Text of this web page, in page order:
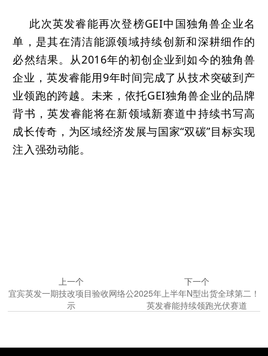
此次英发睿能再次登榜GEI中国独角兽企业名
单，是其在清洁能源领域持续创新和深耕细作的
必然结果。从2016年的初创企业到如今的独角兽
企业，英发睿能用9年时间完成了从技术突破到产
业领跑的跨越。未来，依托GEI独角兽企业的品牌
背书，英发睿能将在新领域新赛道中持续书写高
成长传奇，为区域经济发展与国家“双碳”目标实现
注入强劲动能。
上一个
宜宾英发一期技改项目验收网络公
示
下一个
2025年上半年N型出货全球第二！
英发睿能持续领跑光伏赛道